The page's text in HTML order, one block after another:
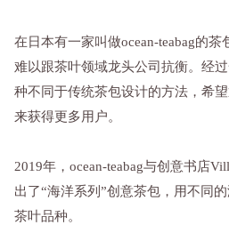
在日本有一家叫做ocean-teabag的茶
难以跟茶叶领域龙头公司抗衡。经
种不同于传统茶包设计的方法，希
来获得更多用户。
2019年，ocean-teabag与创意书店
出了“海洋系列”创意茶包，用不同
茶叶品种。